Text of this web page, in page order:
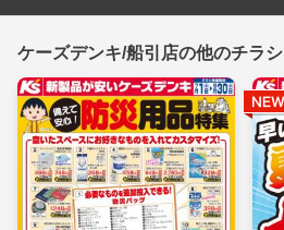
ケーズデンキ/船引店の他のチラシ